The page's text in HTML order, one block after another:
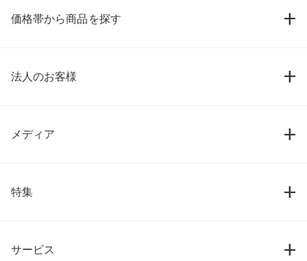
価格帯から商品を探す
法人のお客様
メディア
特集
サービス